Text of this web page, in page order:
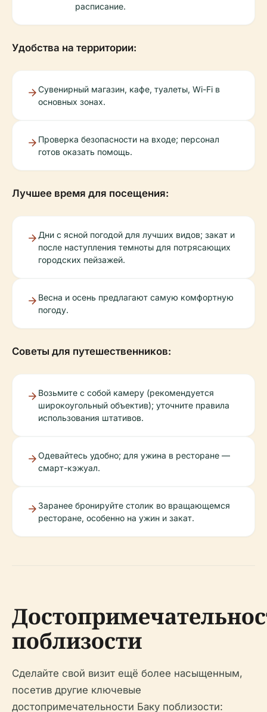
расписание.
Удобства на территории:
Сувенирный магазин, кафе, туалеты, Wi-Fi в
основных зонах.
Проверка безопасности на входе; персонал
готов оказать помощь.
Лучшее время для посещения:
Дни с ясной погодой для лучших видов; закат и
после наступления темноты для потрясающих
городских пейзажей.
Весна и осень предлагают самую комфортную
погоду.
Советы для путешественников:
Возьмите с собой камеру (рекомендуется
широкоугольный объектив); уточните правила
использования штативов.
Одевайтесь удобно; для ужина в ресторане —
смарт-кэжуал.
Заранее бронируйте столик во вращающемся
ресторане, особенно на ужин и закат.
поблизости
Сделайте свой визит ещё более насыщенным,
посетив другие ключевые
достопримечательности Баку поблизости: